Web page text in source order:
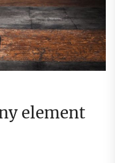
element